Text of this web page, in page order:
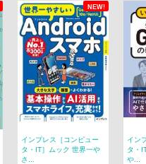
NEW!
インプレス［コンピュー
タ・IT］ムック 世界一や
さ...
イン
タ・
や...